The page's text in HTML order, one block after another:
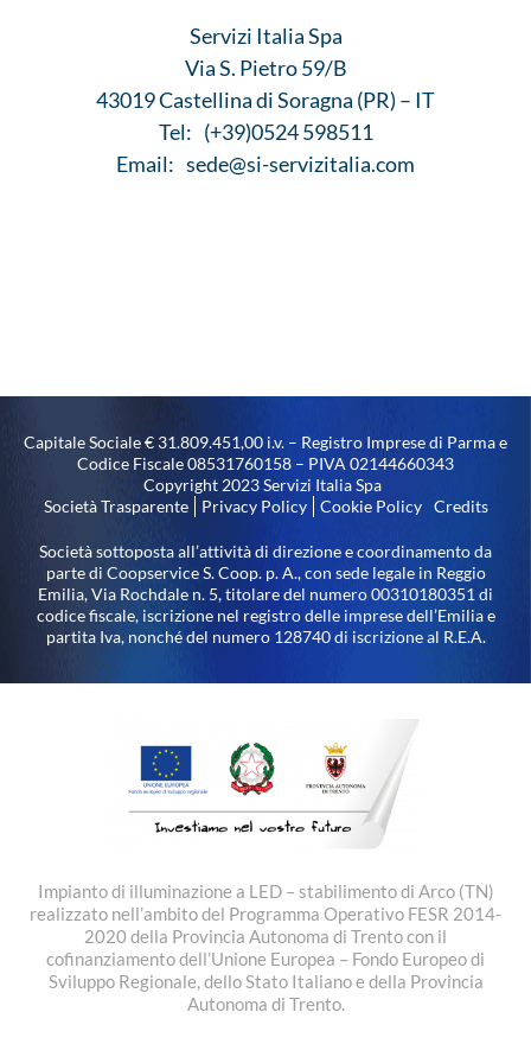
Servizi Italia Spa
Via S. Pietro 59/B
43019 Castellina di Soragna (PR) – IT
Tel: (+39)0524 598511
Email: sede@si-servizitalia.com
Capitale Sociale € 31.809.451,00 i.v. – Registro Imprese di Parma e
Codice Fiscale 08531760158 – PIVA 02144660343
Copyright 2023 Servizi Italia Spa
Società Trasparente
Privacy Policy Cookie Policy Credits
Società sottoposta all’attività di direzione e coordinamento da
parte di Coopservice S. Coop. p. A., con sede legale in Reggio
Emilia, Via Rochdale n. 5, titolare del numero 00310180351 di
codice fiscale, iscrizione nel registro delle imprese dell’Emilia e
partita Iva, nonché del numero 128740 di iscrizione al R.E.A.
Impianto di illuminazione a LED – stabilimento di Arco (TN)
realizzato nell’ambito del Programma Operativo FESR 2014-
2020 della Provincia Autonoma di Trento con il
cofinanziamento dell’Unione Europea – Fondo Europeo di
Sviluppo Regionale, dello Stato Italiano e della Provincia
Autonoma di Trento.